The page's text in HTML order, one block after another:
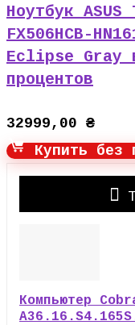
Ноутбук ASUS
FX506HCB-
Eclipse Gray
процентов
32999,00 ₴
Купить без
Компьютер